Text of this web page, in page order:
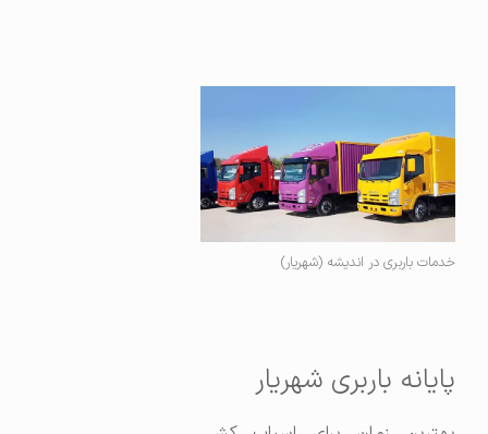
خدمات باربری در اندیشه (شهریار)
پایانه باربری شهریار